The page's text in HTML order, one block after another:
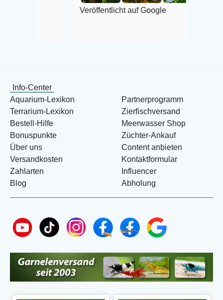
Veröffentlicht auf Google
Info-Center
Aquarium-Lexikon
Terrarium-Lexikon
Bestell-Hilfe
Bonuspunkte
Über uns
Versandkosten
Zahlarten
Blog
Partnerprogramm
Zierfischversand
Meerwasser Shop
Züchter-Ankauf
Content anbieten
Kontaktformular
Influencer
Abholung